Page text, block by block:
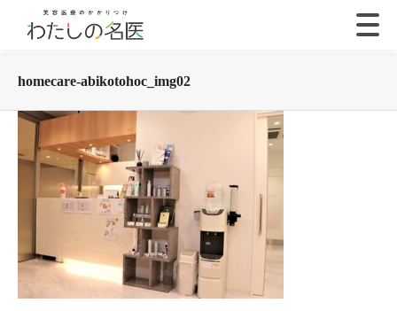
homecare-abikotohoc_img02